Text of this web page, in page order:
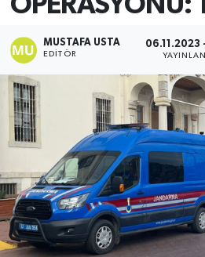
MUSTAFA USTA
EDITÖR
06.11.2023